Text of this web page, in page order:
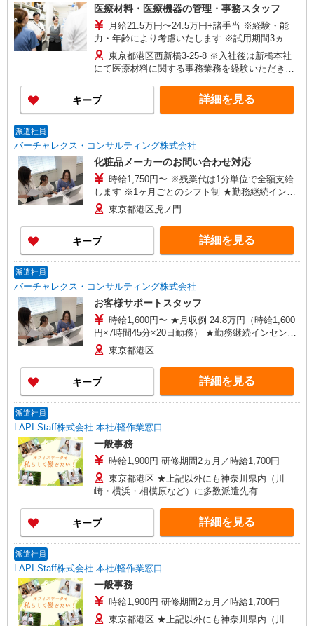
医療材料・医療機器の管理・事務スタッフ
月給21.5万円〜24.5万円+諸手当 ※経験・能
力・年齢により考慮いたします ※試用期間3ヵ月
あり（期間中は月給20.5万円以上） ※賞与年2回
（昨年度実績 平均5.5ヶ月分） ■年収例■ 想定年
収375万円〜530万円※経験等考慮 ・20代：年収
375万円 ・30代：年収430万円 ・40代：年収460万
円 ・50代：年収530万円
東京都港区西新橋3-25-8 ※入社後は新橋本社
にて医療材料に関する事務業務を経験いただきま
へ配属となります。 ※配属時期は入社後約6カ
月〜2年程度を予定 ・東京慈恵会医科大学附属病
院（東京都港区西新橋3丁目19-18） ・東京慈恵会
目41-2） ・東京慈恵会医科大学西部医療センター
（東京都狛江市和泉本町4丁目11-1） ・東京慈恵
会医科大学附属柏病院（千葉県柏市柏下163番地
1）
キープ 詳細を見る
派遣社員
バーチャレクス・コンサルティング株式会社
化粧品メーカーのお問い合わせ対応
時給1,750円〜 ※残業代は1分単位で全額支給
します ※1ヶ月ごとのシフト制 ★勤務継続インセ
ンティブ7万円支給♪（当社規定あり） ※入社月含
む6か月継続勤務するとインセンティブが支給され
ます！ ＜収入例＞ 1750円×7h×週5(20日)＝
245,000円
東京都港区虎ノ門
キープ 詳細を見る
派遣社員
バーチャレクス・コンサルティング株式会社
お客様サポートスタッフ
時給1,600円〜 ★月収例 24.8万円（時給1,600
円×7時間45分×20日勤務） ★勤務継続インセンテ
ィブ7万円支給♪（当社規定あり） 入社月含む6か
月継続勤務するとインセンティブが支給されま
す！ ■昇給あり ■交通費支給（上限3万円/月）
東京都港区
キープ 詳細を見る
派遣社員
LAPI-Staff株式会社 本社/軽作業窓口
一般事務
時給1,900円 研修期間2ヵ月／時給1,700円
東京都港区 ★上記以外にも神奈川県内（川
崎・横浜・相模原など）に多数派遣先有
キープ 詳細を見る
派遣社員
LAPI-Staff株式会社 本社/軽作業窓口
一般事務
時給1,900円 研修期間2ヵ月／時給1,700円
東京都港区 ★上記以外にも神奈川県内（川